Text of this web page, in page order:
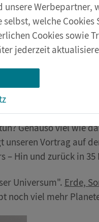
Werbepartner,
welche
Cookies sowie
jederzeit2023
Genauso viel wie
Vortrag auf
– Hin und zurück in 35
Universum". Erde,
noch viel mehr